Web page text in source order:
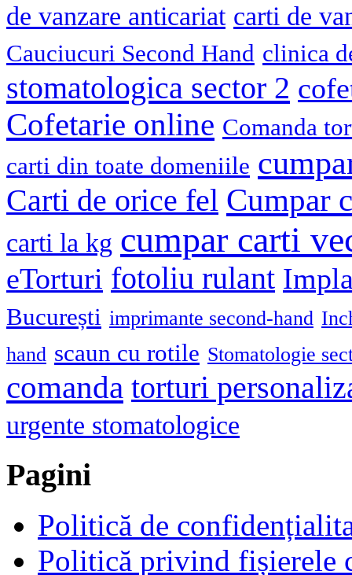
de vanzare anticariat carti de
Cauciucuri Second Hand clinica
stomatologica sector 2
Cofetarie online Comanda
carti din toate domeniile
Carti de orice fel Cumpar
carti la kg cumpar carti
eTorturi fotoliu rulant
București imprimante second-hand
hand scaun cu rotile Stomatologie
comanda torturi
urgente stomatologice
Pagini
Politică de
Politică privind fișierele